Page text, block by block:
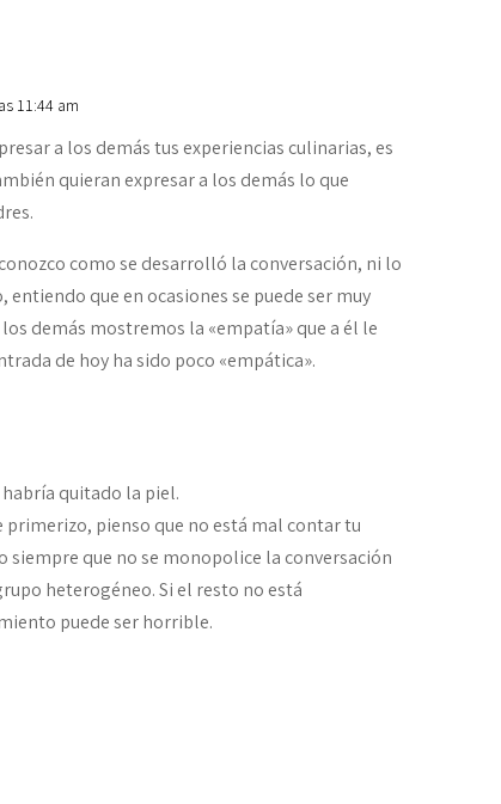
11:44 am
a los demás tus experiencias culinarias, es
quieran expresar a los demás lo que
como se desarrolló la conversación, ni lo
entiendo que en ocasiones se puede ser muy
demás mostremos la «empatía» que a él le
de hoy ha sido poco «empática».
habría quitado la piel.
primerizo, pienso que no está mal contar tu
siempre que no se monopolice la conversación
heterogéneo. Si el resto no está
puede ser horrible.